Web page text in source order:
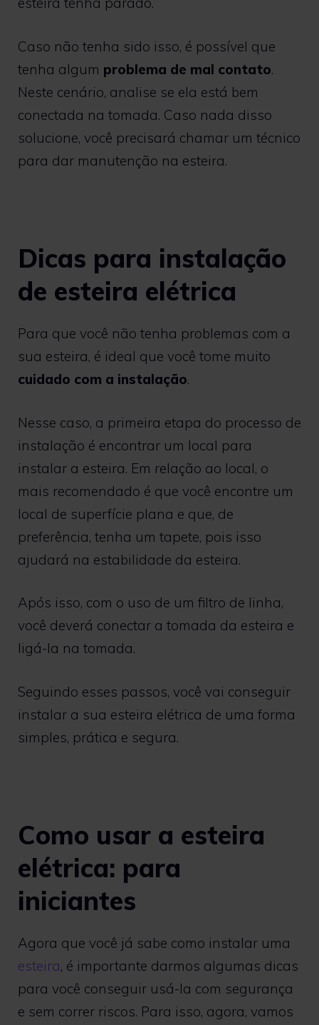
Caso não tenha sido isso, é possível que
tenha algum problema de mal contato.
Neste cenário, analise se ela está bem
conectada na tomada. Caso nada disso
solucione, você precisará chamar um técnico
para dar manutenção na esteira.
Dicas para instalação
de esteira elétrica
Para que você não tenha problemas com a
sua esteira, é ideal que você tome muito
cuidado com a instalação.
Nesse caso, a primeira etapa do processo de
instalação é encontrar um local para
instalar a esteira. Em relação ao local, o
mais recomendado é que você encontre um
local de superfície plana e que, de
preferência, tenha um tapete, pois isso
ajudará na estabilidade da esteira.
Após isso, com o uso de um filtro de linha,
você deverá conectar a tomada da esteira e
ligá-la na tomada.
Seguindo esses passos, você vai conseguir
instalar a sua esteira elétrica de uma forma
simples, prática e segura.
Como usar a esteira
elétrica: para
iniciantes
Agora que você já sabe como instalar uma
esteira, é importante darmos algumas dicas
para você conseguir usá-la com segurança
e sem correr riscos. Para isso, agora, vamos